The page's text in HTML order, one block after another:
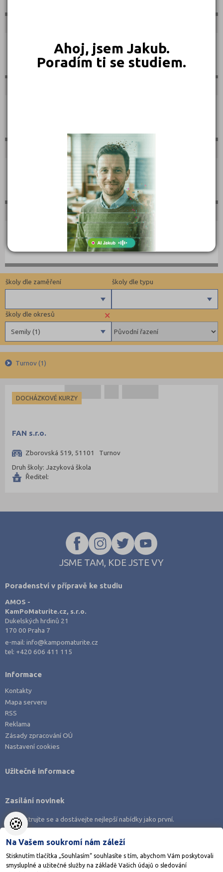
Ahoj, jsem Jakub.
Poradím ti se studiem.
Francouzština
Italština
Japonština
×
Semily (1)
školy dle okresů
Beroun (11)
Blansko (5)
Brno-město (59)
Český Krumlov (3)
Děčín (4)
Hradec Králové (15)
Jablonec nad Nisou (3)
Jeseník (1)
Jičín (4)
Jindřichův Hradec (3)
Karlovy Vary (6)
Karviná (5)
Kladno (9)
Klatovy (3)
Kolín (5)
Liberec (8)
Litoměřice (8)
Louny (1)
Mělník (2)
Mladá Boleslav (8)
školy dle typu
školy dle zaměření
Angličtina
Němčina
Ruština
Francouzština
Španělština
Italština
Turnov (1)
DOCHÁZKOVÉ KURZY
FAN s.r.o.
Zborovská 519, 51101 Turnov
Druh školy: Jazyková škola
Ředitel:
JSME TAM, KDE JSTE VY
Poradenství v přípravě ke studiu
AMOS -
KamPoMaturite.cz, s.r.o.
Dukelských hrdinů 21
170 00 Praha 7
e-mail:info@kampomaturite.cz
tel: +420 606 411 115
Informace
Kontakty
Mapa serveru
RSS
Reklama
Zásady zpracování OÚ
Nastavení cookies
Užitečné informace
Zasílání novinek
Zaregistrujte se a dostávejte nejlepší nabídky jako první.
🍪
Na Vašem soukromí nám záleží
Stisknutím tlačítka „Souhlasím“ souhlasíte s tím, abychom Vám poskytovali
smysluplné a užitečné služby na základě Vašich údajů o sledování